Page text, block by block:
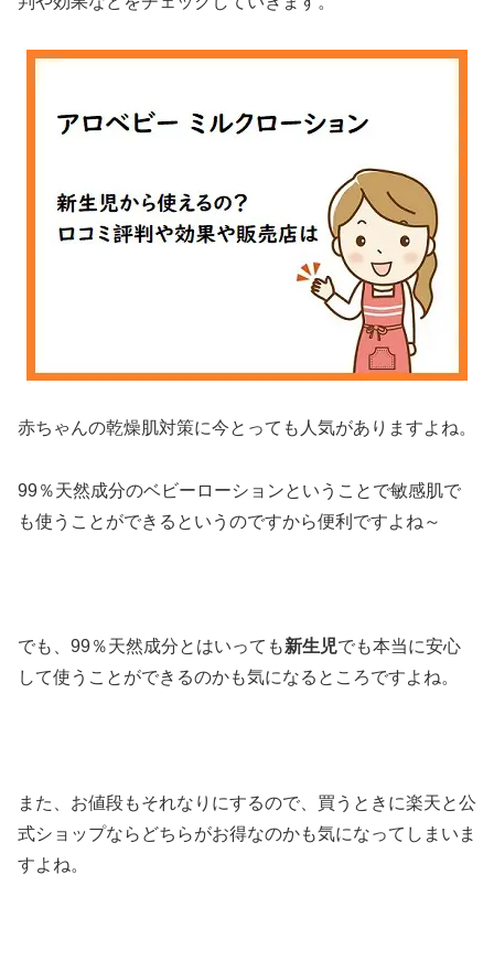
赤ちゃんの乾燥肌対策に今とっても人気がありますよね。
99％天然成分のベビーローションということで敏感肌で
も使うことができるというのですから便利ですよね～
でも、99％天然成分とはいっても新生児でも本当に安心
して使うことができるのかも気になるところですよね。
また、お値段もそれなりにするので、買うときに楽天と公
式ショップならどちらがお得なのかも気になってしまいま
すよね。